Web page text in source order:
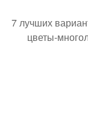
7 лучших
цветы-